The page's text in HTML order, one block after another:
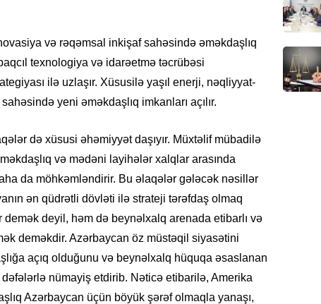
və rəqəmsal inkişaf sahəsində əməkdaşlıq
texnologiya və idarəetmə təcrübəsi
ilə uzlaşır. Xüsusilə yaşıl enerji, nəqliyyat-
yeni əməkdaşlıq imkanları açılır.
də xüsusi əhəmiyyət daşıyır. Müxtəlif mübadilə
və mədəni layihələr xalqlar arasında
da möhkəmləndirir. Bu əlaqələr gələcək nəsillər
ən qüdrətli dövləti ilə strateji tərəfdaş olmaq
deyil, həm də beynəlxalq arenada etibarlı və
deməkdir. Azərbaycan öz müstəqil siyasətini
açıq olduğunu və beynəlxalq hüquqa əsaslanan
nümayiş etdirib. Nəticə etibarilə, Amerika
Azərbaycan üçün böyük şərəf olmaqla yanaşı,
DÜNYA